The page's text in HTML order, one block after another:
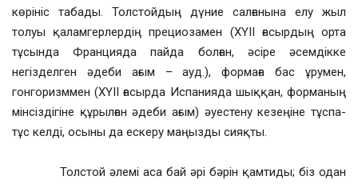
көрініс табады. Толстойдың дүние салғанына елу жыл
толуы қаламгерлердің прециозамен (ХҮІІ ғасырдың орта
тұсында Францияда пайда болған, әсіре әсемдікке
негізделген әдеби ағым – ауд.), формаға бас ұрумен,
гонгоризммен (ХҮІІ ғасырда Испанияда шыққан, форманың
мінсіздігіне құрылған әдеби ағым) әуестену кезеңіне тұспа-
тұс келді, осыны да ескеру маңызды сияқты.
Толстой әлемі аса бай әрі бәрін қамтиды; біз одан